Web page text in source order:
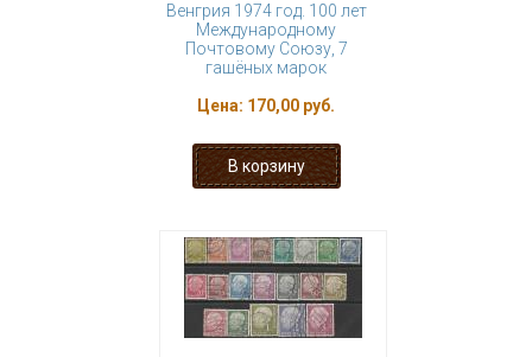
Венгрия 1974 год. 100 лет
Международному
Почтовому Союзу, 7
гашёных марок
Цена: 170,00 руб.